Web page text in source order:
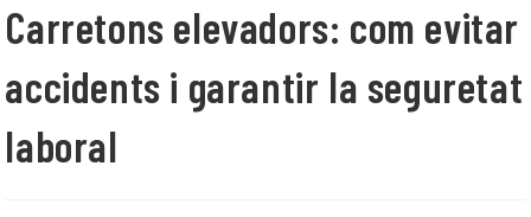
Carretons elevadors: com evitar
accidents i garantir la seguretat
laboral